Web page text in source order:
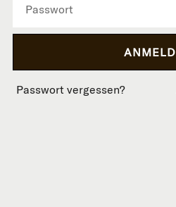
Passwort vergessen?